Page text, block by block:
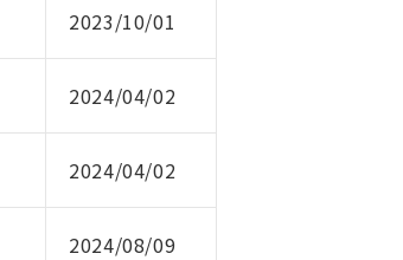
2023/10/01
2024/04/02
2024/04/02
2024/08/09